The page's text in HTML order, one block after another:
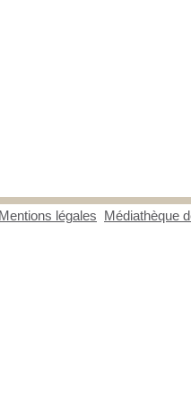
Mentions légales Médiathèque